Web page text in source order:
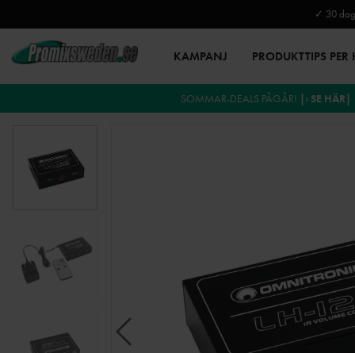
✓ 30
KAMPANJ PRODUKTTIPS
SOMMAR-DEALS PÅGÅR! |› SE HÄR|